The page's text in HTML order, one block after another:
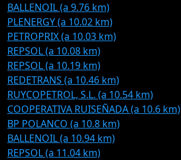
BALLENOIL (a 9.76 km)
PLENERGY (a 10.02 km)
PETROPRIX (a 10.03 km)
REPSOL (a 10.08 km)
REPSOL (a 10.19 km)
REDETRANS (a 10.46 km)
RUYCOPETROL, S.L. (a 10.54 km)
COOPERATIVA RUISEÑADA (a 10.6 km)
BP POLANCO (a 10.8 km)
BALLENOIL (a 10.94 km)
REPSOL (a 11.04 km)